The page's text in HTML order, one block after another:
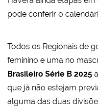
pode conferir o
Todos os Regionais de
feminino e uma no
Brasileiro Série B 2025
que já não estejam
alguma das duas